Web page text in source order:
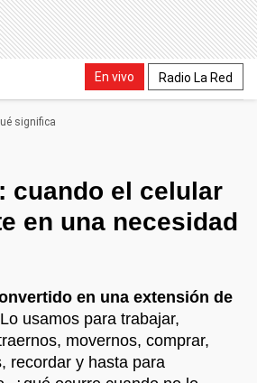
En vivo Radio La Red
significa
cuando el celular
en una necesidad
en una extensión de
Lo usamos para trabajar,
movernos, comprar,
recordar y hasta para